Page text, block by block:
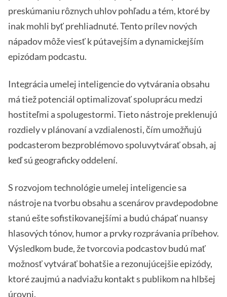
preskúmaniu rôznych uhlov pohľadu a tém, ktoré by
inak mohli byť prehliadnuté. Tento prílev nových
nápadov môže viesť k pútavejším a dynamickejším
epizódam podcastu.
Integrácia umelej inteligencie do vytvárania obsahu
má tiež potenciál optimalizovať spoluprácu medzi
hostiteľmi a spolugestormi. Tieto nástroje preklenujú
rozdiely v plánovaní a vzdialenosti, čím umožňujú
podcasterom bezproblémovo spoluvytvárať obsah, aj
keď sú geograficky oddelení.
S rozvojom technológie umelej inteligencie sa
nástroje na tvorbu obsahu a scenárov pravdepodobne
stanú ešte sofistikovanejšími a budú chápať nuansy
hlasových tónov, humor a prvky rozprávania príbehov.
Výsledkom bude, že tvorcovia podcastov budú mať
možnosť vytvárať bohatšie a rezonujúcejšie epizódy,
ktoré zaujmú a nadviažu kontakt s publikom na hlbšej
úrovni.